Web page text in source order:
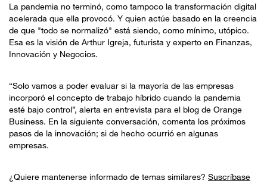
La pandemia no terminó, como tampoco la transformación digital
acelerada que ella provocó. Y quien actúe basado en la creencia
de que "todo se normalizó" está siendo, como mínimo, utópico.
Esa es la visión de Arthur Igreja, futurista y experto en Finanzas,
Innovación y Negocios.
“Solo vamos a poder evaluar si la mayoría de las empresas
incorporó el concepto de trabajo híbrido cuando la pandemia
esté bajo control”, alerta en entrevista para el blog de Orange
Business. En la siguiente conversación, comenta los próximos
pasos de la innovación; si de hecho ocurrió en algunas
empresas.
¿Quiere mantenerse informado de temas similares? Suscríbase